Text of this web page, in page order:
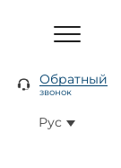
Обратный
звонок
Рус